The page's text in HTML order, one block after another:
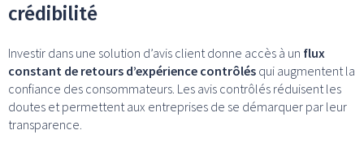
crédibilité
Investir dans une solution d’avis client donne accès à un flux
constant de retours d’expérience contrôlés qui augmentent la
confiance des consommateurs. Les avis contrôlés réduisent les
doutes et permettent aux entreprises de se démarquer par leur
transparence.